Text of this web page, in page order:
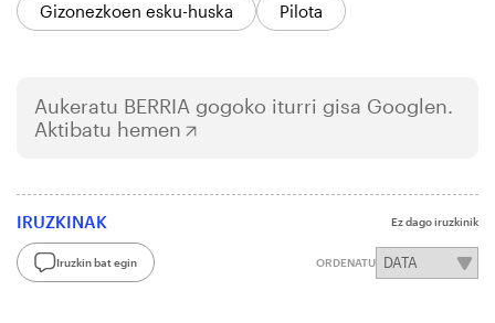
Gizonezkoen esku-huska
Pilota
Aukeratu BERRIA gogoko iturri gisa Googlen.
Aktibatu hemen
IRUZKINAK Ez dago iruzkinik
Iruzkin bat egin ORDENATU